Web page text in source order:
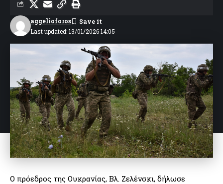
Last updated: 13/01/2026 14:05
aggelioforos
Ο πρόεδρος της Ουκρανίας, Βλ. Ζελένσκι, δήλωσε